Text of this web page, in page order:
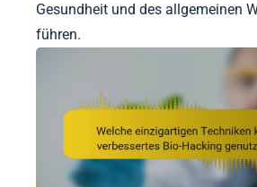
Gesundheit und des allgemeinen
führen.